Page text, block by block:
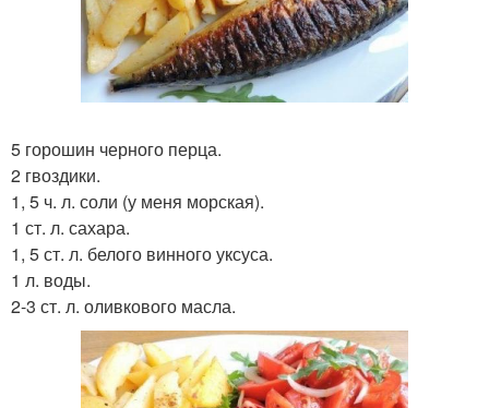
5 горошин черного перца.
2 гвоздики.
1, 5 ч. л. соли (у меня морская).
1 ст. л. сахара.
1, 5 ст. л. белого винного уксуса.
1 л. воды.
2-3 ст. л. оливкового масла.